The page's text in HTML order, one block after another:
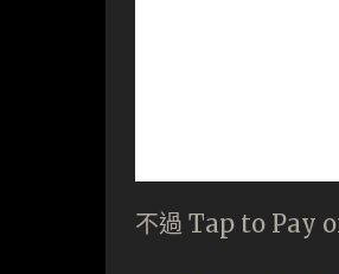
不過 Tap to Pay